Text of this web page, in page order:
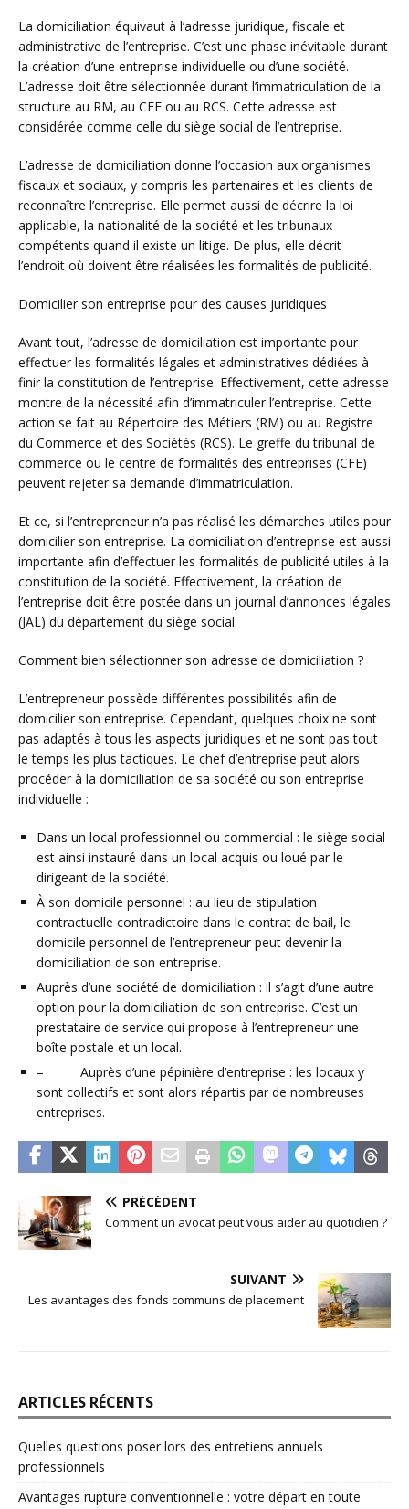
La domiciliation équivaut à l’adresse juridique, fiscale et
administrative de l’entreprise. C’est une phase inévitable durant
la création d’une entreprise individuelle ou d’une société.
L’adresse doit être sélectionnée durant l’immatriculation de la
structure au RM, au CFE ou au RCS. Cette adresse est
considérée comme celle du siège social de l’entreprise.
L’adresse de domiciliation donne l’occasion aux organismes
fiscaux et sociaux, y compris les partenaires et les clients de
reconnaître l’entreprise. Elle permet aussi de décrire la loi
applicable, la nationalité de la société et les tribunaux
compétents quand il existe un litige. De plus, elle décrit
l’endroit où doivent être réalisées les formalités de publicité.
Domicilier son entreprise pour des causes juridiques
Avant tout, l’adresse de domiciliation est importante pour
effectuer les formalités légales et administratives dédiées à
finir la constitution de l’entreprise. Effectivement, cette adresse
montre de la nécessité afin d’immatriculer l’entreprise. Cette
action se fait au Répertoire des Métiers (RM) ou au Registre
du Commerce et des Sociétés (RCS). Le greffe du tribunal de
commerce ou le centre de formalités des entreprises (CFE)
peuvent rejeter sa demande d’immatriculation.
Et ce, si l’entrepreneur n’a pas réalisé les démarches utiles pour
domicilier son entreprise. La domiciliation d’entreprise est aussi
importante afin d’effectuer les formalités de publicité utiles à la
constitution de la société. Effectivement, la création de
l’entreprise doit être postée dans un journal d’annonces légales
(JAL) du département du siège social.
Comment bien sélectionner son adresse de domiciliation ?
L’entrepreneur possède différentes possibilités afin de
domicilier son entreprise. Cependant, quelques choix ne sont
pas adaptés à tous les aspects juridiques et ne sont pas tout
le temps les plus tactiques. Le chef d’entreprise peut alors
procéder à la domiciliation de sa société ou son entreprise
individuelle :
Dans un local professionnel ou commercial : le siège social
est ainsi instauré dans un local acquis ou loué par le
dirigeant de la société.
À son domicile personnel : au lieu de stipulation
contractuelle contradictoire dans le contrat de bail, le
domicile personnel de l’entrepreneur peut devenir la
domiciliation de son entreprise.
Auprès d’une société de domiciliation : il s’agit d’une autre
option pour la domiciliation de son entreprise. C’est un
prestataire de service qui propose à l’entrepreneur une
boîte postale et un local.
– Auprès d’une pépinière d’entreprise : les locaux y
sont collectifs et sont alors répartis par de nombreuses
entreprises.
PRÉCÉDENT
Comment un avocat peut vous aider au quotidien ?
SUIVANT
Les avantages des fonds communs de placement
ARTICLES RÉCENTS
Quelles questions poser lors des entretiens annuels
professionnels
Avantages rupture conventionnelle : votre départ en toute